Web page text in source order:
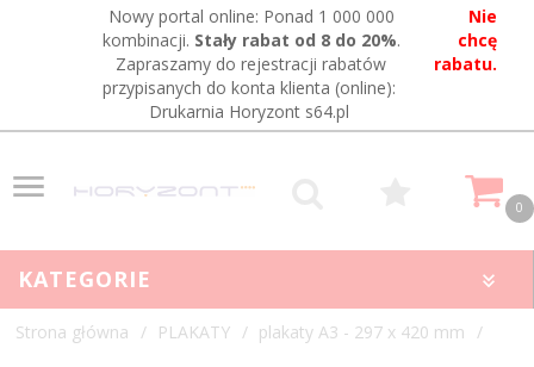
Nowy portal online: Ponad 1 000 000
kombinacji. Stały rabat od 8 do 20%.
Zapraszamy do rejestracji rabatów
przypisanych do konta klienta (online):
Drukarnia Horyzont s64.pl
Nie
chcę
rabatu.
0
KATEGORIE
Strona główna PLAKATY plakaty A3 - 297 x 420 mm